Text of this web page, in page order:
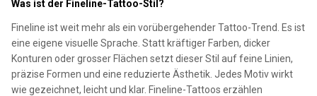
Was ist der Fineline-Tattoo-Stil?
Fineline ist weit mehr als ein vorübergehender Tattoo-Trend. Es ist
eine eigene visuelle Sprache. Statt kräftiger Farben, dicker
Konturen oder grosser Flächen setzt dieser Stil auf feine Linien,
präzise Formen und eine reduzierte Ästhetik. Jedes Motiv wirkt
wie gezeichnet, leicht und klar. Fineline-Tattoos erzählen